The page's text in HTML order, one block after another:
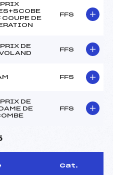
PRIX
DE
FFS
DE
FFS
FFS
DE
DE
FFS
Cat.